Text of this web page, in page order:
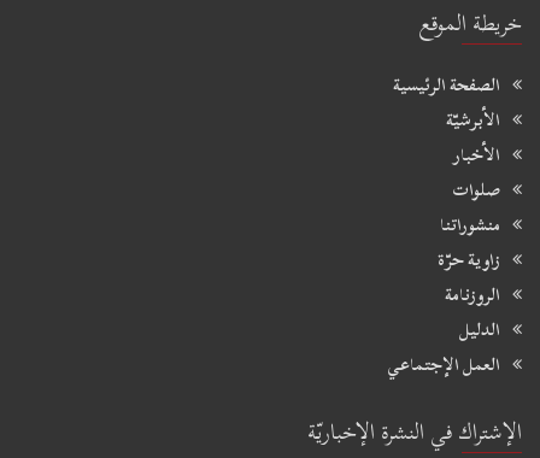
خريطة الموقع
الصفحة الرئيسية
الأبرشيّة
الأخبار
صلوات
منشوراتنا
زاوية حرّة
الروزنامة
الدليل
العمل الإجتماعي
الإشتراك في النشرة الإخباريّة